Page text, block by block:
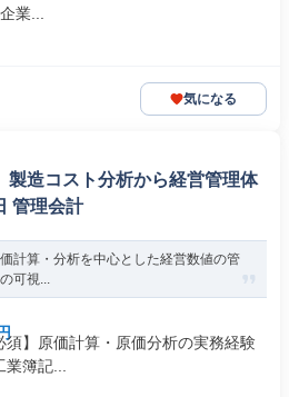
業...
気になる
製造コスト分析から経営管理体
管理会計
計算・分析を中心とした経営数値の管
可視...
】原価計算・原価分析の実務経験
簿記...